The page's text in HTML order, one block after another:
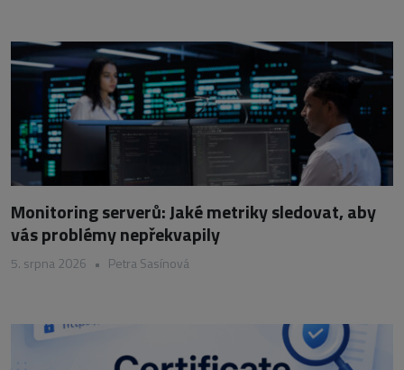
Monitoring serverů: Jaké metriky sledovat, aby
vás problémy nepřekvapily
5. srpna 2026 • Petra Sasínová